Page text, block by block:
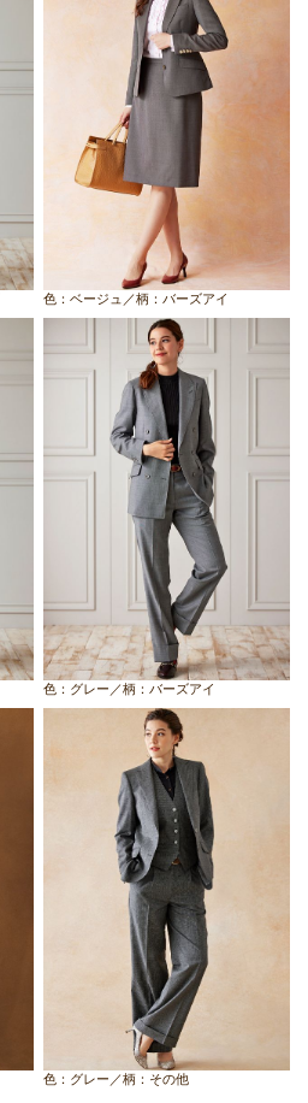
色：ベージュ／柄：バーズアイ
色：グレー／柄：バーズアイ
色：グレー／柄：その他